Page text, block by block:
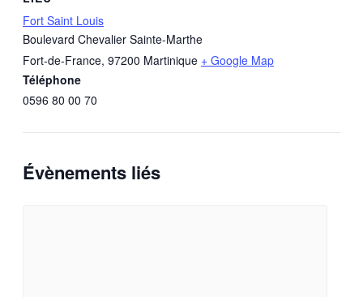
Fort Saint Louis
Boulevard Chevalier Sainte-Marthe
Fort-de-France, 97200 Martinique + Google Map
Téléphone
0596 80 00 70
Évènements liés